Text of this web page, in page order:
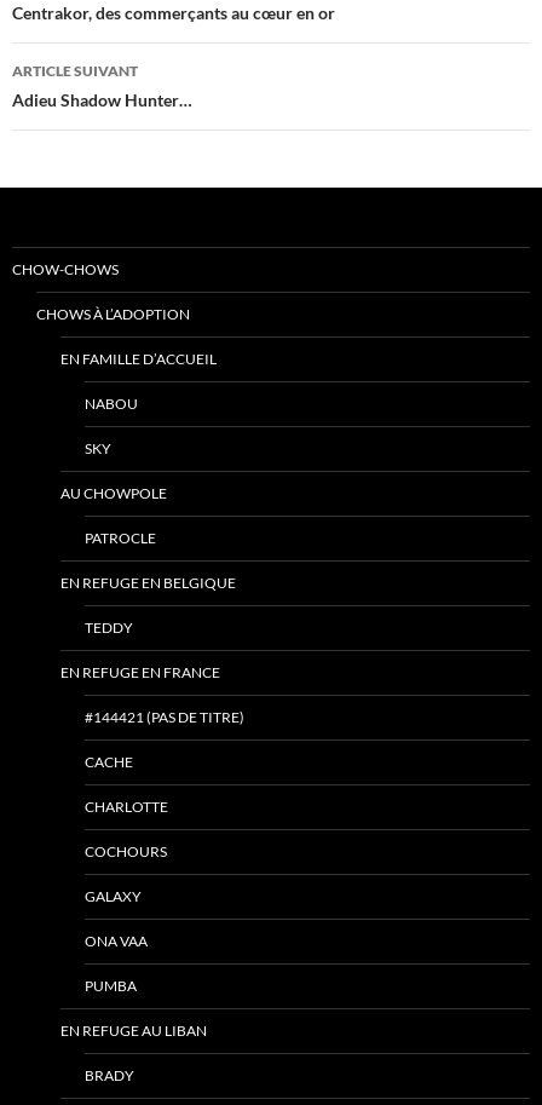
des
articles
Centrakor, des commerçants au cœur en or
ARTICLE SUIVANT
Adieu Shadow Hunter…
CHOW-CHOWS
CHOWS À L’ADOPTION
EN FAMILLE D’ACCUEIL
NABOU
SKY
AU CHOWPOLE
PATROCLE
EN REFUGE EN BELGIQUE
TEDDY
EN REFUGE EN FRANCE
#144421 (PAS DE TITRE)
CACHE
CHARLOTTE
COCHOURS
GALAXY
ONA VAA
PUMBA
EN REFUGE AU LIBAN
BRADY